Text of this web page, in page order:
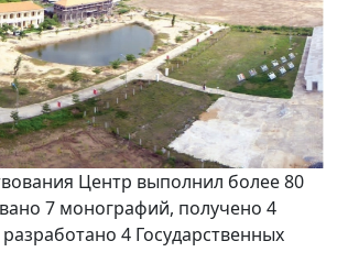
Центр выполнил более 80
7 монографий, получено 4
4 Государственных